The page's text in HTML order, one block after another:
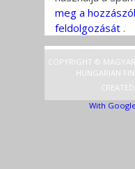
meg a
feldolgozását .
COPYRIGHT ©
HUNGARIAN
With